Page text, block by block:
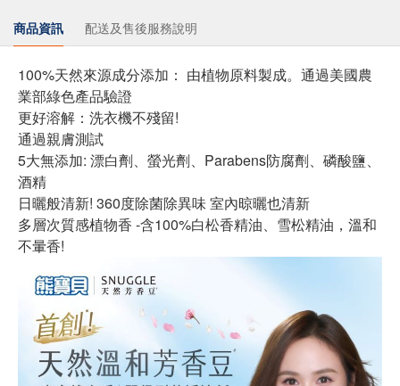
商品資訊 配送及售後服務說明
100%天然來源成分添加： 由植物原料製成。通過美國農
業部綠色產品驗證
更好溶解：洗衣機不殘留!
通過親膚測試
5大無添加: 漂白劑、螢光劑、Parabens防腐劑、磷酸鹽、
酒精
日曬般清新! 360度除菌除異味 室內晾曬也清新
多層次質感植物香 -含100%白松香精油、雪松精油，溫和
不暈香!